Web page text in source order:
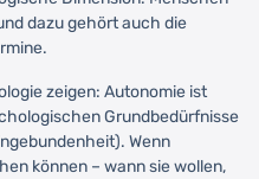
dazu gehört auch die
zeigen: Autonomie ist
Grundbedürfnisse
Wenn
können – wann sie wollen,